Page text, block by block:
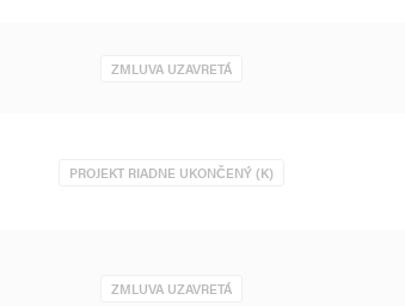
ZMLUVA UZAVRETÁ
PROJEKT RIADNE UKONČENÝ (K)
ZMLUVA UZAVRETÁ